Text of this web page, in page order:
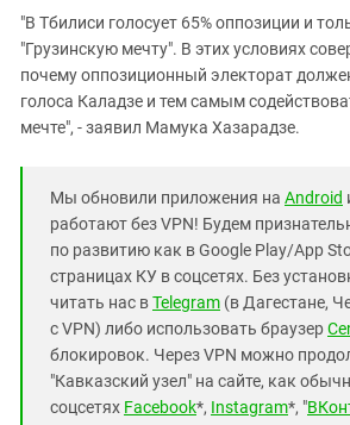
"В Тбилиси голосует 65% оппозиции и
"Грузинскую мечту". В этих условиях
почему оппозиционный электорат
голоса Каладзе и тем самым
мечте", - заявил Мамука Хазарадзе.
Мы обновили приложения на Android
работают без VPN! Будем
по развитию как в Google Play/App
страницах КУ в соцсетях. Без
читать нас вTelegram (в Дагестане,
с VPN) либо использовать браузер
блокировок. Через VPN можно
"Кавказский узел" на сайте, как
соцсетях Facebook*, Instagram*, "